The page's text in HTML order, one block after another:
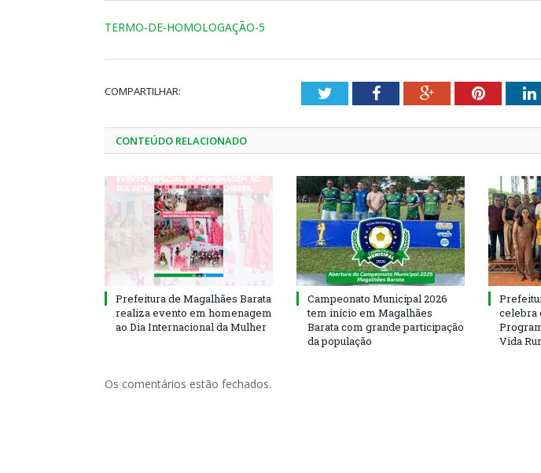
TERMO-DE-HOMOLOGAÇÃO-5
COMPARTILHAR: TwitterFacebookGoogle+Pinterest
CONTEÚDO RELACIONADO
Prefeitura de Magalhães Barata
realiza evento em homenagem
ao Dia Internacional da Mulher
Campeonato Municipal 2026
tem início em Magalhães
Barata com grande participação
da população
celebra
Vida
Os comentários estão fechados.